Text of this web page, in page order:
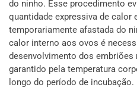
do ninho. Esse procedimento
quantidade expressiva de calor
temporariamente afastada do
calor interno aos ovos é
desenvolvimento dos embriões
garantido pela temperatura
longo do período de incubação.